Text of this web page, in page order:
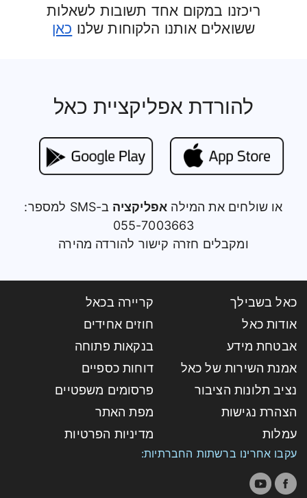
ריכזנו במקום אחד תשובות לשאלות
ששואלים אותנו הלקוחות שלנו כאן
להורדת אפליקציית כאל
או שולחים את המילה אפליקציה
ב-SMS למספר:
055-7003663
ומקבלים חזרה קישור להורדה מהירה
כאל בשבילך
קריירה בכאל
אודות כאל
חוזים אחידים
אבטחת מידע
בנקאות פתוחה
אמנת השירות של כאל
דוחות כספיים
נציב תלונות הציבור
פרסומים משפטיים
הצהרת נגישות
מפת האתר
עמלות
מדיניות הפרטיות
עקבו אחרינו ברשתות החברתיות: